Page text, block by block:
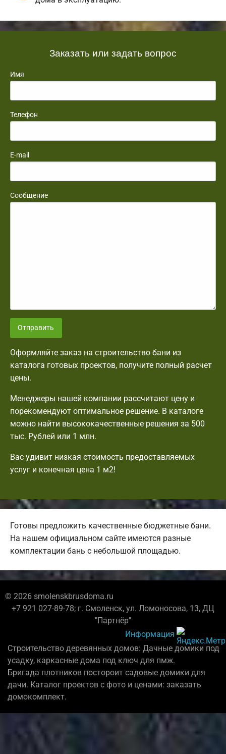
Заказать или задать вопрос
Имя
Телефон
E-mail
Сообщение
Отправить
Оформляйте заказ на строительство бани из
каталога готовых проектов, получите полный расчет
цены.
Менеджеры нашей компании рассчитают цену и
порекомендуют оптимальное решение. В каталоге
можно найти высококачественные решения за 500
тыс. Рублей или 1 млн.
Вас удивит низкая стоимость предоставляемых
услуг и конечная цена 1 м2!
Готовы предложить качественные бюджетные бани.
На нашем официальном сайте имеются разные
комплектации бань с небольшой площадью.
© 2026 smolenskbrusdoma.ru
+7 921 027-89-78; г. Смоленск, ул. Ломоносова, 13, ДЦ
"Партнёр"
Информация
Строительство деревянных домов: Дачные домики под
усадку, каркасные дома под ключ для пмж.
Бригада плотников постороит садовые домики для
дачи. Каталог проектов с фото и ценами: заказать
домокомплект.